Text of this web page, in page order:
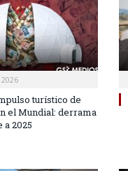
turístico de
el Mundial: derrama
a 2025